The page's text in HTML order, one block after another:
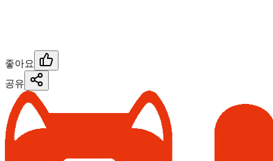
좋아요
공유